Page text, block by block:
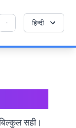
हिन्दी
सही।
बेहतर बनाने